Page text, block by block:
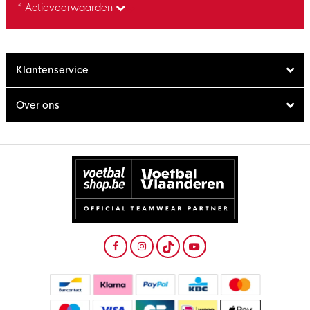
* Actievoorwaarden
Klantenservice
Over ons